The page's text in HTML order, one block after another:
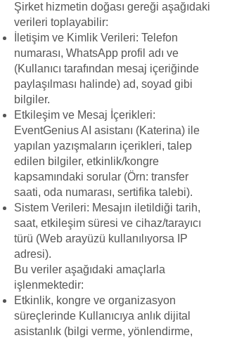
Şirket hizmetin doğası gereği aşağıdaki
verileri toplayabilir:
İletişim ve Kimlik Verileri: Telefon
numarası, WhatsApp profil adı ve
(Kullanıcı tarafından mesaj içeriğinde
paylaşılması halinde) ad, soyad gibi
bilgiler.
Etkileşim ve Mesaj İçerikleri:
EventGenius AI asistanı (Katerina) ile
yapılan yazışmaların içerikleri, talep
edilen bilgiler, etkinlik/kongre
kapsamındaki sorular (Örn: transfer
saati, oda numarası, sertifika talebi).
Sistem Verileri: Mesajın iletildiği tarih,
saat, etkileşim süresi ve cihaz/tarayıcı
türü (Web arayüzü kullanılıyorsa IP
adresi).
Bu veriler aşağıdaki amaçlarla
işlenmektedir:
Etkinlik, kongre ve organizasyon
süreçlerinde Kullanıcıya anlık dijital
asistanlık (bilgi verme, yönlendirme,